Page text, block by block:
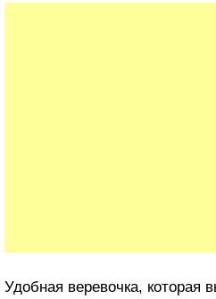
Удобная веревочка, которая